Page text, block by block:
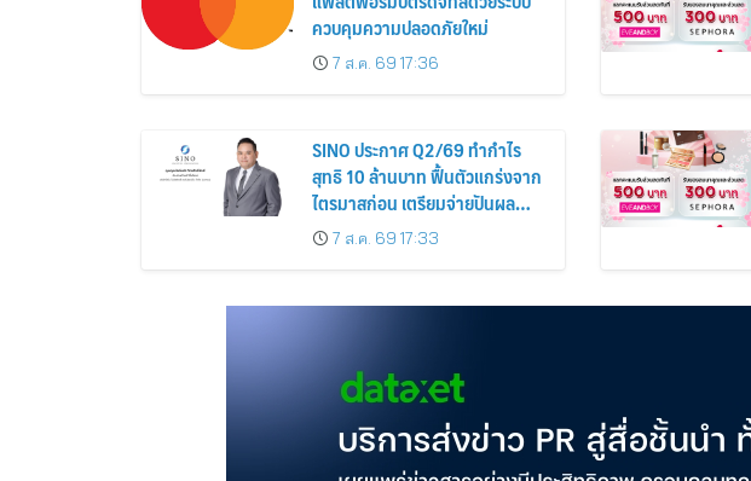
ควบคุมความปลอดภัยใหม่
7 ส.ค. 69 17:36
SINO ประกาศ Q2/69 ทำกำไร
สุทธิ 10 ล้านบาท ฟื้นตัวแกร่งจาก
ไตรมาสก่อน เตรียมจ่ายปันผล
ระหว่างกาล 0.014423 บาทต่อหุ้น
ครึ่งปีหลังมุ่งเติบโตต่อเนื่อง
7 ส.ค. 69 17:33